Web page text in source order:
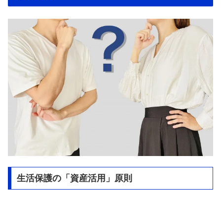
生活保護の「資産活用」原則